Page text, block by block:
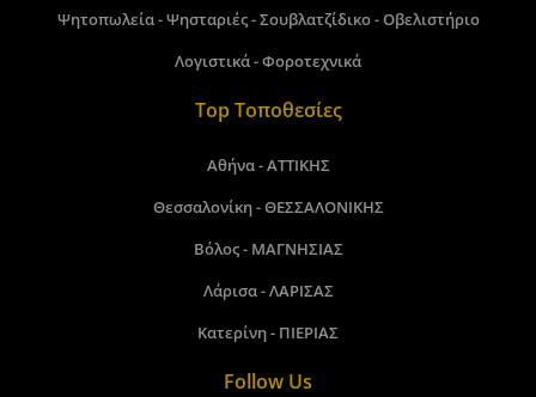
Ψητοπωλεία - Ψησταριές - Σουβλατζίδικο - Οβελιστήριο
Λογιστικά - Φοροτεχνικά
Top Τοποθεσίες
Αθήνα - ΑΤΤΙΚΗΣ
Θεσσαλονίκη - ΘΕΣΣΑΛΟΝΙΚΗΣ
Βόλος - ΜΑΓΝΗΣΙΑΣ
Λάρισα - ΛΑΡΙΣΑΣ
Κατερίνη - ΠΙΕΡΙΑΣ
Follow Us